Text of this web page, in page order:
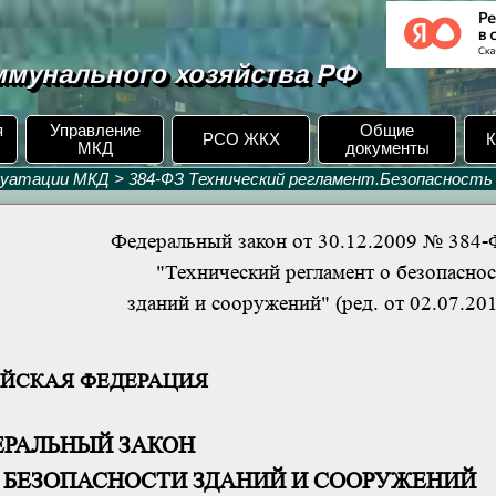
Управление
МКД
РСО ЖКХ
Общие
документы
хозяйства РФ
МКД >384-ФЗ Технический регламент.Безопасность
Федеральный закон от 30.12.2009 №
"Технический регламент о
зданий и сооружений" (ред. от
ФЕДЕРАЦИЯ
ЗАКОН
ЗДАНИЙ И СООРУЖЕНИЙ